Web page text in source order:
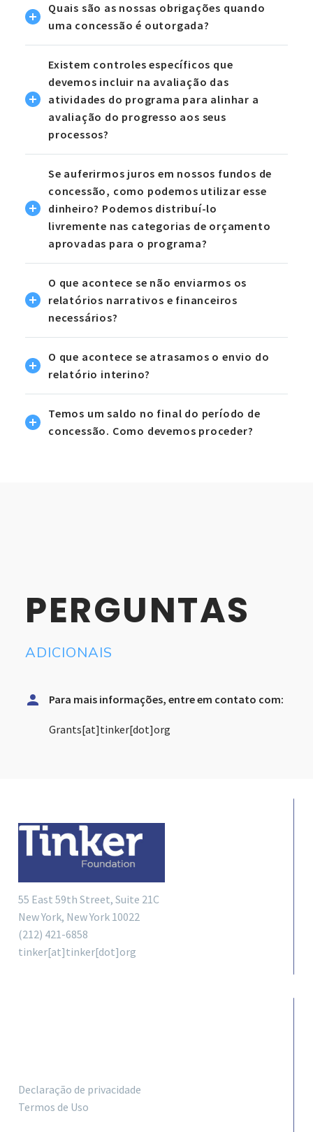
Quais são as nossas obrigações quando
uma concessão é outorgada?
Existem controles específicos que
devemos incluir na avaliação das
atividades do programa para alinhar a
avaliação do progresso aos seus
processos?
Se auferirmos juros em nossos fundos de
concessão, como podemos utilizar esse
dinheiro? Podemos distribuí-lo
livremente nas categorias de orçamento
aprovadas para o programa?
O que acontece se não enviarmos os
relatórios narrativos e financeiros
necessários?
O que acontece se atrasamos o envio do
relatório interino?
Temos um saldo no final do período de
concessão. Como devemos proceder?
PERGUNTAS
ADICIONAIS

 Para mais informações, entre em contato com:
Grants[at]tinker[dot]org
55 East 59th Street, Suite 21C
New York, New York 10022
(212) 421-6858
tinker[at]tinker[dot]org
Declaração de privacidade
Termos de Uso